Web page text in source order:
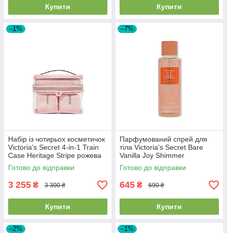
Купити Купити
–1%
Набір із чотирьох косметичок
Victoria’s Secret 4-in-1 Train
Case Heritage Stripe рожева
Готово до відправки
3 255 ₴ 3 300 ₴
Купити
–7%
Парфумований спрей для
тіла Victoria's Secret Bare
Vanilla Joy Shimmer
Fragrance Mist 250ml
Готово до відправки
645 ₴ 690 ₴
Купити
–2% –1%